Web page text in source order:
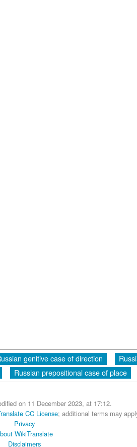
genitive case of direction
Russian prepositional case of place
on 11 December 2023, at 17:12.
CC License; additional terms may
Privacy
WikiTranslate
Disclaimers